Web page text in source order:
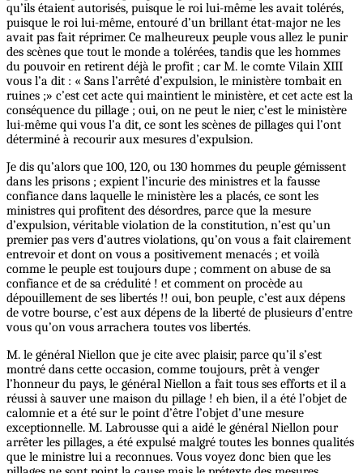
qu’ils étaient autorisés, puisque le roi lui-même les avait tolérés,
puisque le roi lui-même, entouré d’un brillant état-major ne les
avait pas fait réprimer. Ce malheureux peuple vous allez le punir
des scènes que tout le monde a tolérées, tandis que les hommes
du pouvoir en retirent déjà le profit ; car M. le comte Vilain XIII
vous l’a dit : « Sans l’arrêté d’expulsion, le ministère tombait en
ruines ;» c’est cet acte qui maintient le ministère, et cet acte est la
conséquence du pillage ; oui, on ne peut le nier, c’est le ministère
lui-même qui vous l’a dit, ce sont les scènes de pillages qui l’ont
déterminé à recourir aux mesures d’expulsion.
Je dis qu’alors que 100, 120, ou 130 hommes du peuple gémissent
dans les prisons ; expient l’incurie des ministres et la fausse
confiance dans laquelle le ministère les a placés, ce sont les
ministres qui profitent des désordres, parce que la mesure
d’expulsion, véritable violation de la constitution, n’est qu’un
premier pas vers d’autres violations, qu’on vous a fait clairement
entrevoir et dont on vous a positivement menacés ; et voilà
comme le peuple est toujours dupe ; comment on abuse de sa
confiance et de sa crédulité ! et comment on procède au
dépouillement de ses libertés !! oui, bon peuple, c’est aux dépens
de votre bourse, c’est aux dépens de la liberté de plusieurs d’entre
vous qu’on vous arrachera toutes vos libertés.
M. le général Niellon que je cite avec plaisir, parce qu’il s’est
montré dans cette occasion, comme toujours, prêt à venger
l’honneur du pays, le général Niellon a fait tous ses efforts et il a
réussi à sauver une maison du pillage ! eh bien, il a été l’objet de
calomnie et a été sur le point d’être l’objet d’une mesure
exceptionnelle. M. Labrousse qui a aidé le général Niellon pour
arrêter les pillages, a été expulsé malgré toutes les bonnes qualités
que le ministre lui a reconnues. Vous voyez donc bien que les